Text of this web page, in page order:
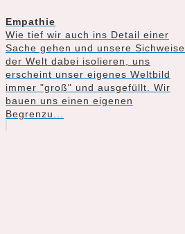
Empathie
Wie tief wir auch ins Detail einer
Sache gehen und unsere Sichweise
der Welt dabei isolieren, uns
erscheint unser eigenes Weltbild
immer "groß" und ausgefüllt. Wir
bauen uns einen eigenen
Begrenzu...